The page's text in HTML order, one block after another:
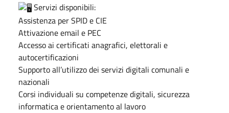
Servizi disponibili:
Assistenza per SPID e CIE
Attivazione email e PEC
Accesso ai certificati anagrafici, elettorali e
autocertificazioni
Supporto all’utilizzo dei servizi digitali comunali e
nazionali
Corsi individuali su competenze digitali, sicurezza
informatica e orientamento al lavoro